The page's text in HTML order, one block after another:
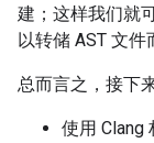
建；这样我们就
以转储 AST 文件
总而言之，接下
使用 Clang